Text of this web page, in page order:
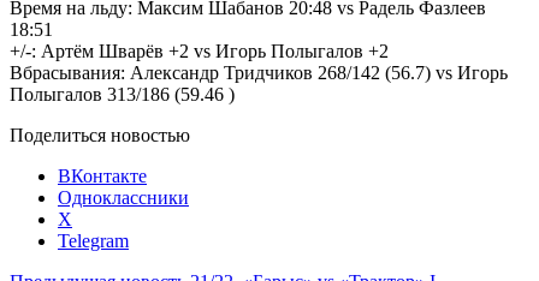
Время на льду: Максим Шабанов 20:48 vs Радель Фазлеев
18:51
+/-: Артём Шварёв +2 vs Игорь Полыгалов +2
Вбрасывания: Александр Тридчиков 268/142 (56.7) vs Игорь
Полыгалов 313/186 (59.46 )
Поделиться новостью
ВКонтакте
Одноклассники
X
Telegram